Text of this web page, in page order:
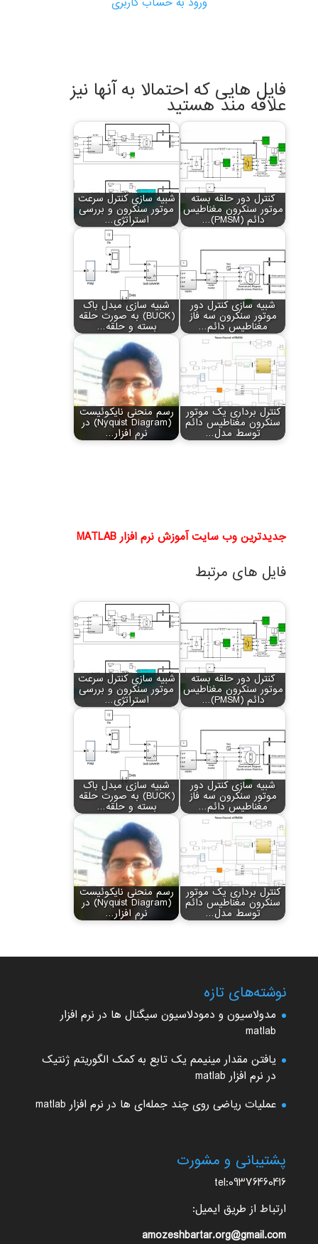
فایل هایی که احتمالا به آنها نیز
علاقه مند هستید
کنترل دور حلقه بسته
موتور سنکرون مغناطیس
دائم (PMSM)…
شبیه سازی کنترل سرعت
موتور سنکرون و بررسی
استراتژی…
شبیه سازی کنترل دور
موتور سنکرون سه فاز
مغناطیس دائم…
شبیه سازی مبدل باک
(BUCK) به صورت حلقه
بسته و حلقه…
کنترل برداری یک موتور
سنکرون مغناطیس دائم
توسط مدل…
رسم منحنی نایکوئیست
(Nyquist Diagram) در
نرم افزار…
جدیدترین وب سایت آموزش نرم افزار MATLAB
فایل های مرتبط
کنترل دور حلقه بسته
موتور سنکرون مغناطیس
دائم (PMSM)…
شبیه سازی کنترل سرعت
موتور سنکرون و بررسی
استراتژی…
شبیه سازی کنترل دور
موتور سنکرون سه فاز
مغناطیس دائم…
شبیه سازی مبدل باک
(BUCK) به صورت حلقه
بسته و حلقه…
کنترل برداری یک موتور
سنکرون مغناطیس دائم
توسط مدل…
رسم منحنی نایکوئیست
(Nyquist Diagram) در
نرم افزار…
نوشته‌های تازه
مدولاسیون و دمودلاسیون سیگنال ها در نرم افزار
matlab
یافتن مقدار مینیمم یک تابع به کمک الگوریتم ژنتیک
در نرم افزار matlab
عملیات ریاضی روی چند جمله‌ای ها در نرم افزار matlab
پشتیبانی و مشورت
tel:09376460416
ارتباط از طریق ایمیل:
amozeshbartar.org@gmail.com